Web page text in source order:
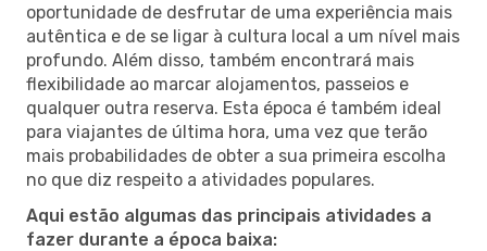
oportunidade de desfrutar de uma experiência mais
autêntica e de se ligar à cultura local a um nível mais
profundo. Além disso, também encontrará mais
flexibilidade ao marcar alojamentos, passeios e
qualquer outra reserva. Esta época é também ideal
para viajantes de última hora, uma vez que terão
mais probabilidades de obter a sua primeira escolha
no que diz respeito a atividades populares.
Aqui estão algumas das principais atividades a
fazer durante a época baixa: